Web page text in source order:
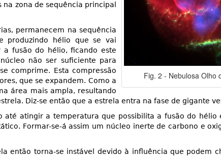
Fig. 2 - Nebulosa Olho
zona de sequência principal
permanecem na sequência
produzindo hélio que se vai
fusão do hélio, ficando este
não ser suficiente para
comprime. Esta compressão
que se expandem. Como a
área mais ampla, resultando
Diz-se então que a estrela entra na fase de gigante
atingir a temperatura que possibilita a fusão do hélio
Formar-se-á assim um núcleo inerte de carbono e
então torna-se instável devido à influência que podem